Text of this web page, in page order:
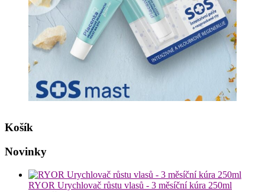
Košík
Novinky
RYOR Urychlovač růstu vlasů - 3 měsíční kúra 250ml